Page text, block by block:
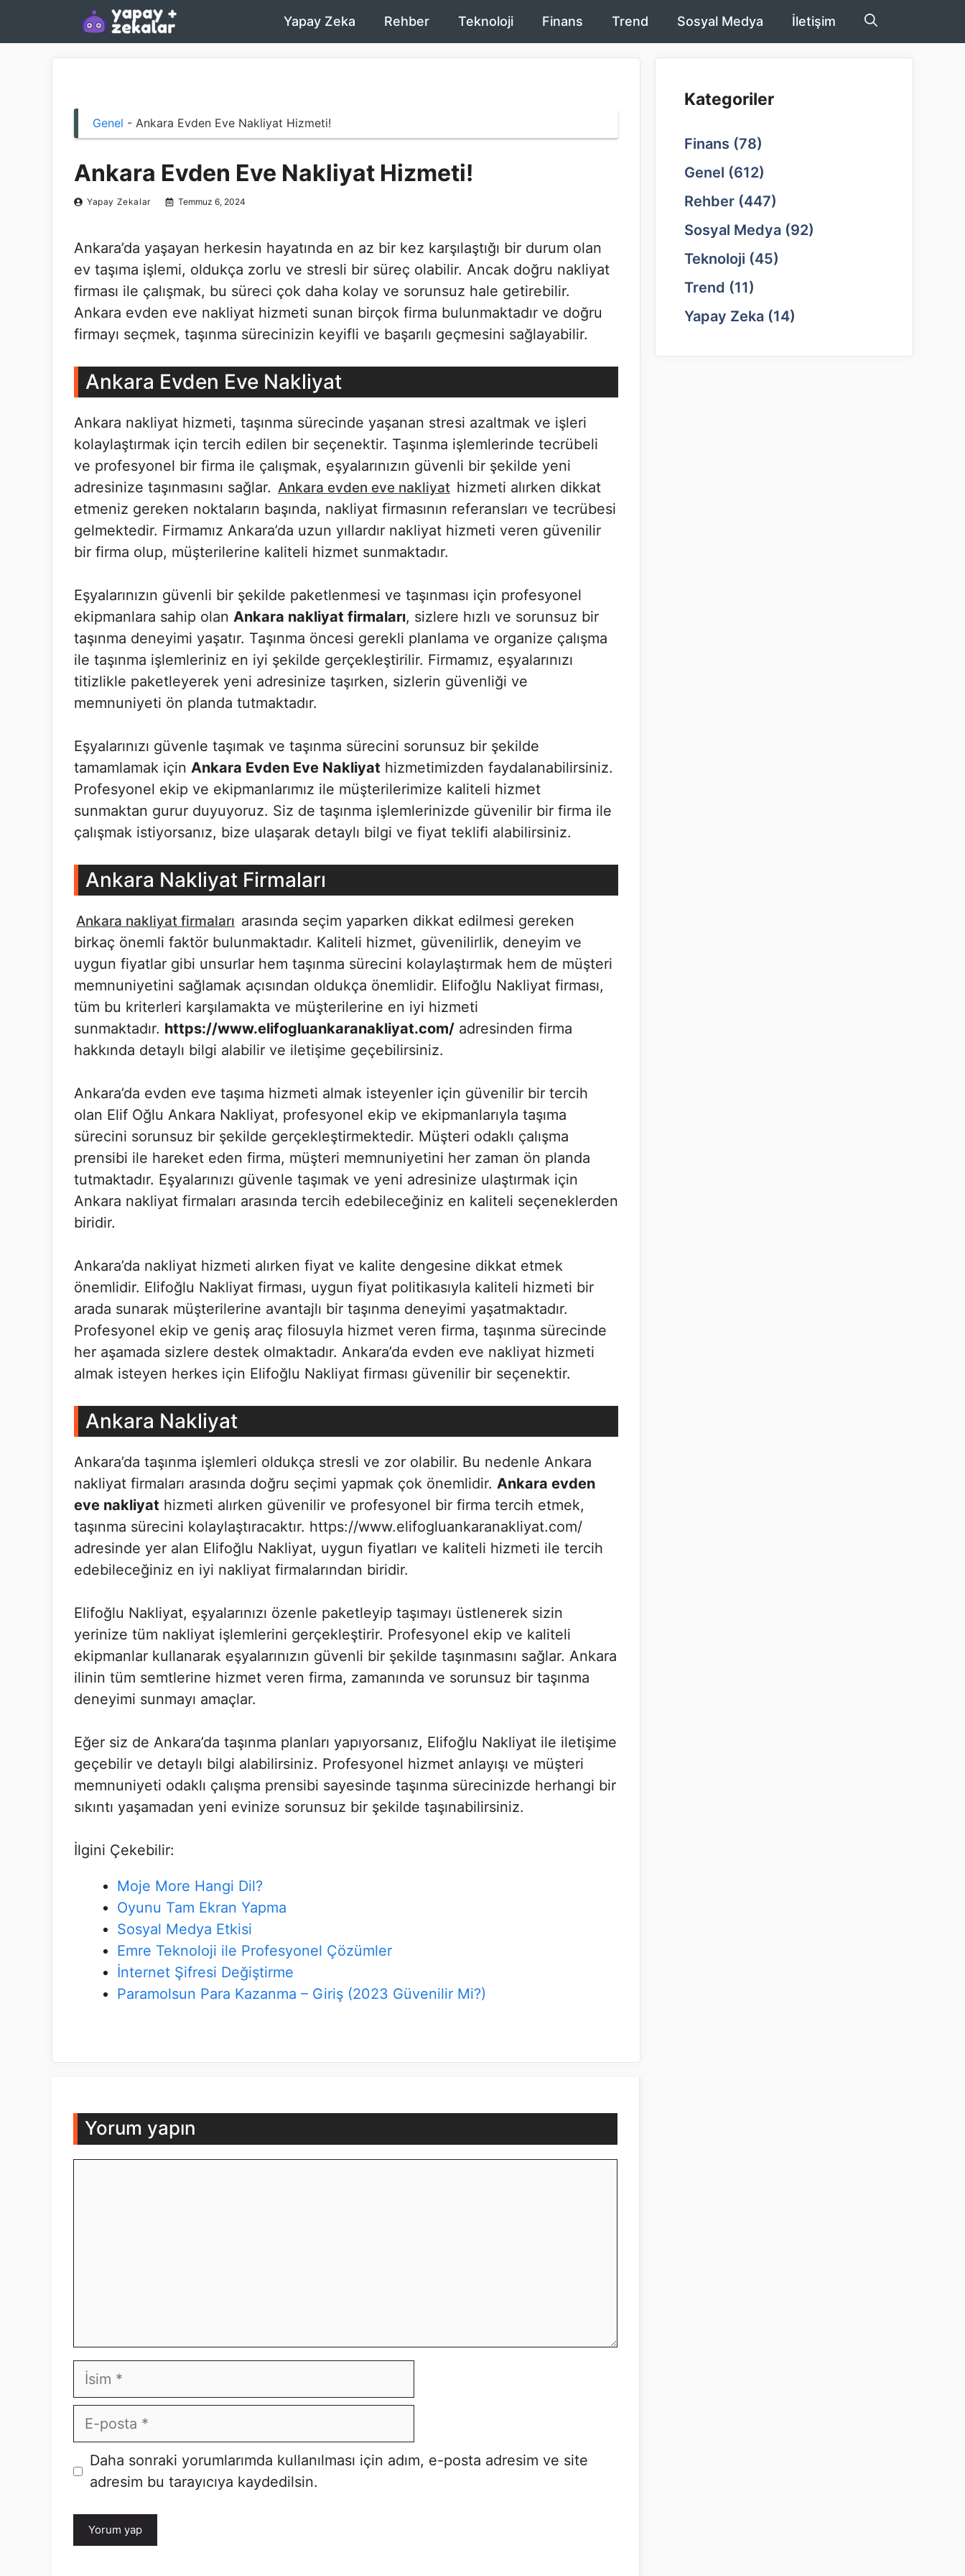
Yapay Zeka Rehber Teknoloji Finans Trend Sosyal Medya İletişim
Genel - Ankara Evden Eve Nakliyat Hizmeti!
Ankara Evden Eve Nakliyat Hizmeti!
Yapay Zekalar Temmuz 6, 2024
Ankara’da yaşayan herkesin hayatında en az bir kez karşılaştığı bir durum olan
ev taşıma işlemi, oldukça zorlu ve stresli bir süreç olabilir. Ancak doğru nakliyat
firması ile çalışmak, bu süreci çok daha kolay ve sorunsuz hale getirebilir.
Ankara evden eve nakliyat hizmeti sunan birçok firma bulunmaktadır ve doğru
firmayı seçmek, taşınma sürecinizin keyifli ve başarılı geçmesini sağlayabilir.
Ankara Evden Eve Nakliyat
Ankara nakliyat hizmeti, taşınma sürecinde yaşanan stresi azaltmak ve işleri
kolaylaştırmak için tercih edilen bir seçenektir. Taşınma işlemlerinde tecrübeli
ve profesyonel bir firma ile çalışmak, eşyalarınızın güvenli bir şekilde yeni
adresinize taşınmasını sağlar. Ankara evden eve nakliyat hizmeti alırken dikkat
etmeniz gereken noktaların başında, nakliyat firmasının referansları ve tecrübesi
gelmektedir. Firmamız Ankara’da uzun yıllardır nakliyat hizmeti veren güvenilir
bir firma olup, müşterilerine kaliteli hizmet sunmaktadır.
Eşyalarınızın güvenli bir şekilde paketlenmesi ve taşınması için profesyonel
ekipmanlara sahip olan Ankara nakliyat firmaları, sizlere hızlı ve sorunsuz bir
taşınma deneyimi yaşatır. Taşınma öncesi gerekli planlama ve organize çalışma
ile taşınma işlemleriniz en iyi şekilde gerçekleştirilir. Firmamız, eşyalarınızı
titizlikle paketleyerek yeni adresinize taşırken, sizlerin güvenliği ve
memnuniyeti ön planda tutmaktadır.
Eşyalarınızı güvenle taşımak ve taşınma sürecini sorunsuz bir şekilde
tamamlamak için Ankara Evden Eve Nakliyat hizmetimizden faydalanabilirsiniz.
Profesyonel ekip ve ekipmanlarımız ile müşterilerimize kaliteli hizmet
sunmaktan gurur duyuyoruz. Siz de taşınma işlemlerinizde güvenilir bir firma ile
çalışmak istiyorsanız, bize ulaşarak detaylı bilgi ve fiyat teklifi alabilirsiniz.
Ankara Nakliyat Firmaları
Ankara nakliyat firmaları arasında seçim yaparken dikkat edilmesi gereken
birkaç önemli faktör bulunmaktadır. Kaliteli hizmet, güvenilirlik, deneyim ve
uygun fiyatlar gibi unsurlar hem taşınma sürecini kolaylaştırmak hem de müşteri
memnuniyetini sağlamak açısından oldukça önemlidir. Elifoğlu Nakliyat firması,
tüm bu kriterleri karşılamakta ve müşterilerine en iyi hizmeti
sunmaktadır. https://www.elifogluankaranakliyat.com/ adresinden firma
hakkında detaylı bilgi alabilir ve iletişime geçebilirsiniz.
Ankara’da evden eve taşıma hizmeti almak isteyenler için güvenilir bir tercih
olan Elif Oğlu Ankara Nakliyat, profesyonel ekip ve ekipmanlarıyla taşıma
sürecini sorunsuz bir şekilde gerçekleştirmektedir. Müşteri odaklı çalışma
prensibi ile hareket eden firma, müşteri memnuniyetini her zaman ön planda
tutmaktadır. Eşyalarınızı güvenle taşımak ve yeni adresinize ulaştırmak için
Ankara nakliyat firmaları arasında tercih edebileceğiniz en kaliteli seçeneklerden
biridir.
Ankara’da nakliyat hizmeti alırken fiyat ve kalite dengesine dikkat etmek
önemlidir. Elifoğlu Nakliyat firması, uygun fiyat politikasıyla kaliteli hizmeti bir
arada sunarak müşterilerine avantajlı bir taşınma deneyimi yaşatmaktadır.
Profesyonel ekip ve geniş araç filosuyla hizmet veren firma, taşınma sürecinde
her aşamada sizlere destek olmaktadır. Ankara’da evden eve nakliyat hizmeti
almak isteyen herkes için Elifoğlu Nakliyat firması güvenilir bir seçenektir.
Ankara Nakliyat
Ankara’da taşınma işlemleri oldukça stresli ve zor olabilir. Bu nedenle Ankara
nakliyat firmaları arasında doğru seçimi yapmak çok önemlidir. Ankara evden
eve nakliyat hizmeti alırken güvenilir ve profesyonel bir firma tercih etmek,
taşınma sürecini kolaylaştıracaktır. https://www.elifogluankaranakliyat.com/
adresinde yer alan Elifoğlu Nakliyat, uygun fiyatları ve kaliteli hizmeti ile tercih
edebileceğiniz en iyi nakliyat firmalarından biridir.
Elifoğlu Nakliyat, eşyalarınızı özenle paketleyip taşımayı üstlenerek sizin
yerinize tüm nakliyat işlemlerini gerçekleştirir. Profesyonel ekip ve kaliteli
ekipmanlar kullanarak eşyalarınızın güvenli bir şekilde taşınmasını sağlar. Ankara
ilinin tüm semtlerine hizmet veren firma, zamanında ve sorunsuz bir taşınma
deneyimi sunmayı amaçlar.
Eğer siz de Ankara’da taşınma planları yapıyorsanız, Elifoğlu Nakliyat ile iletişime
geçebilir ve detaylı bilgi alabilirsiniz. Profesyonel hizmet anlayışı ve müşteri
memnuniyeti odaklı çalışma prensibi sayesinde taşınma sürecinizde herhangi bir
sıkıntı yaşamadan yeni evinize sorunsuz bir şekilde taşınabilirsiniz.
İlgini Çekebilir:
Moje More Hangi Dil?
Oyunu Tam Ekran Yapma
Sosyal Medya Etkisi
Emre Teknoloji ile Profesyonel Çözümler
İnternet Şifresi Değiştirme
Paramolsun Para Kazanma – Giriş (2023 Güvenilir Mi?)
Yorum yapın
İsim
E-
posta
İnternet
sitesi
Daha sonraki yorumlarımda kullanılması için adım, e-posta adresim ve site
adresim bu tarayıcıya kaydedilsin.
Kategoriler
Finans (78)
Genel (612)
Rehber (447)
Sosyal Medya (92)
Teknoloji (45)
Trend (11)
Yapay Zeka (14)